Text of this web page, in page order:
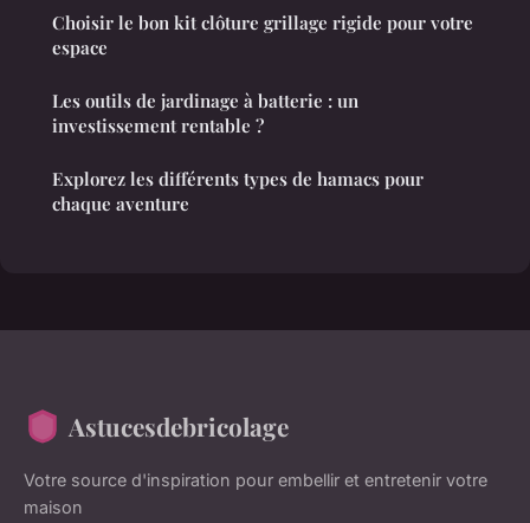
Choisir le bon kit clôture grillage rigide pour votre
espace
Les outils de jardinage à batterie : un
investissement rentable ?
Explorez les différents types de hamacs pour
chaque aventure
Astucesdebricolage
Votre source d'inspiration pour embellir et entretenir votre
maison